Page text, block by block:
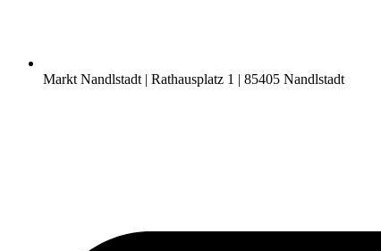
Markt Nandlstadt | Rathausplatz 1 | 85405 Nandlstadt